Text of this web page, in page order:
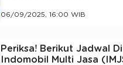
06/09/2025, 16:00 WIB
Periksa! Berikut Jadwal
Indomobil Multi Jasa